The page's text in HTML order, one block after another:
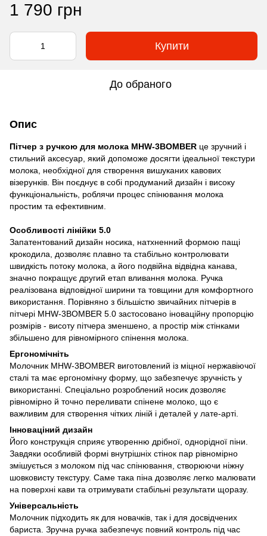
1 790 грн
Купити
До обраного
Опис
Пітчер з ручкою для молока MHW-3BOMBER це зручний і
стильний аксесуар, який допоможе досягти ідеальної текстури
молока, необхідної для створення вишуканих кавових
візерунків. Він поєднує в собі продуманий дизайн і високу
функціональність, роблячи процес спінювання молока
простим та ефективним.
Особливості лінійки 5.0
Запатентований дизайн носика, натхненний формою пащі
крокодила, дозволяє плавно та стабільно контролювати
швидкість потоку молока, а його подвійна відвідна канава,
значно покращує другий етап вливання молока. Ручка
реалізована відповідної ширини та товщини для комфортного
використання. Порівняно з більшістю звичайних пітчерів в
пітчері MHW-3BOMBER 5.0 застосовано іноваційну пропорцію
розмірів - висоту пітчера зменшено, а простір між стінками
збільшено для рівномірного спінення молока.
Ергономічніть
Молочник MHW-3BOMBER виготовлений із міцної нержавіючої
сталі та має ергономічну форму, що забезпечує зручність у
використанні. Спеціально розроблений носик дозволяє
рівномірно й точно переливати спінене молоко, що є
важливим для створення чітких ліній і деталей у лате-арті.
Інноваціний дизайн
Його конструкція сприяє утворенню дрібної, однорідної піни.
Завдяки особливій формі внутрішніх стінок пар рівномірно
змішується з молоком під час спінювання, створюючи ніжну
шовковисту текстуру. Саме така піна дозволяє легко малювати
на поверхні кави та отримувати стабільні результати щоразу.
Універсальність
Молочник підходить як для новачків, так і для досвідчених
бариста. Зручна ручка забезпечує повний контроль під час